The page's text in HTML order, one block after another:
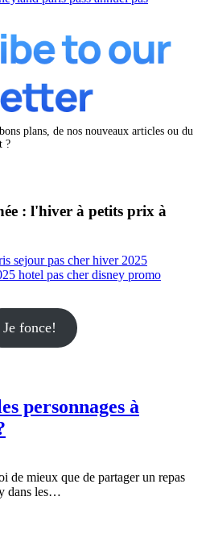
plans, de nos nouveaux articles ou du
?
: l'hiver à petits prix à
Je fonce!
personnages à
de mieux que de partager un repas
dans les…